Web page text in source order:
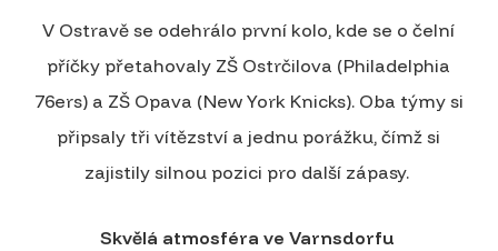
V Ostravě se odehrálo první kolo, kde se o čelní
příčky přetahovaly ZŠ Ostrčilova (Philadelphia
76ers) a ZŠ Opava (New York Knicks). Oba týmy si
připsaly tři vítězství a jednu porážku, čímž si
zajistily silnou pozici pro další zápasy.
Skvělá atmosféra ve Varnsdorfu